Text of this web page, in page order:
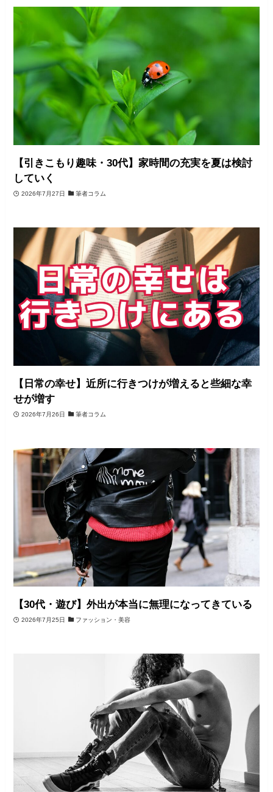
【引きこもり趣味・30代】家時間の充実を夏は検討
していく
2026年7月27日 筆者コラム
【日常の幸せ】近所に行きつけが増えると些細な幸
せが増す
2026年7月26日 筆者コラム
【30代・遊び】外出が本当に無理になってきている
2026年7月25日 ファッション・美容